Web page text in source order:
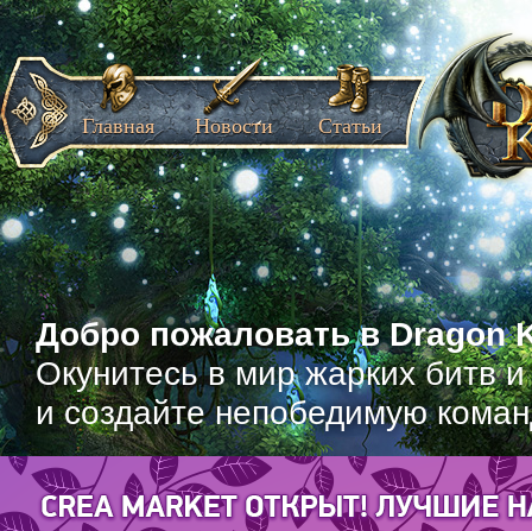
Добро пожаловать в Dragon
Окунитесь в мир жарких битв
и создайте непобедимую
Главная Новости Статьи